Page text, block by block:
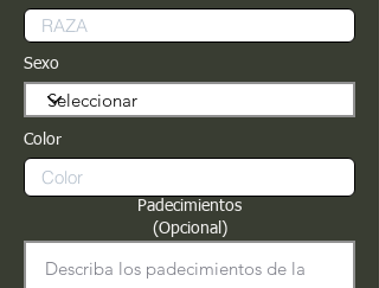
Sexo
Color
Padecimientos
(Opcional)